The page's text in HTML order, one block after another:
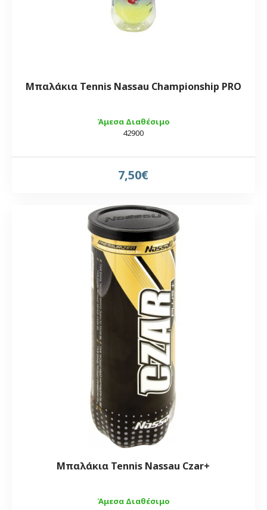
Άμεσα Διαθέσιμο
42900
Μπαλάκια Tennis Nassau Championship PRO
7,50€
Άμεσα Διαθέσιμο
Μπαλάκια Tennis Nassau Czar+